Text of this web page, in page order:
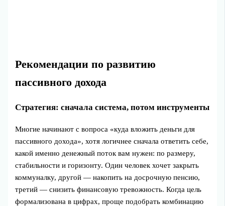
Рекомендации по развитию
пассивного дохода
Стратегия: сначала система, потом инструменты
Многие начинают с вопроса «куда вложить деньги для
пассивного дохода», хотя логичнее сначала ответить себе,
какой именно денежный поток вам нужен: по размеру,
стабильности и горизонту. Один человек хочет закрыть
коммуналку, другой — накопить на досрочную пенсию,
третий — снизить финансовую тревожность. Когда цель
формализована в цифрах, проще подобрать комбинацию